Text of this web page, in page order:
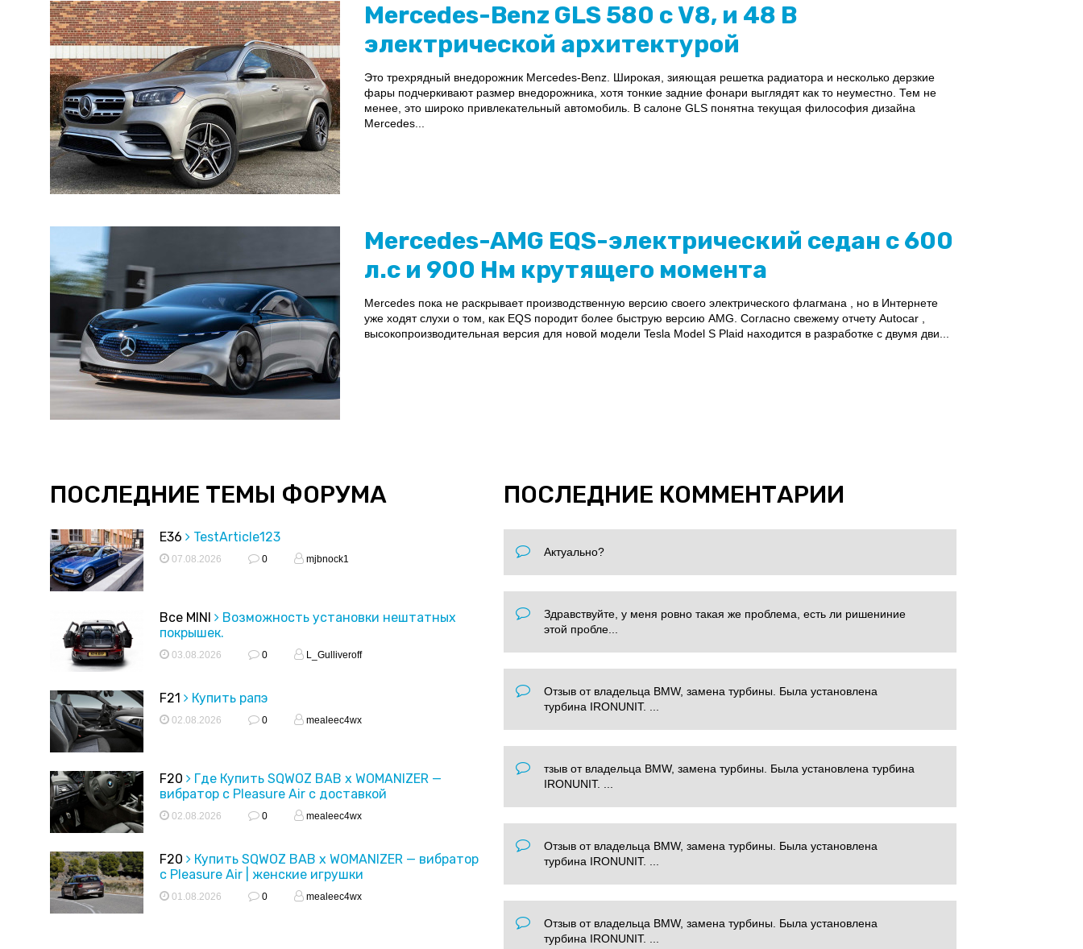
Mercedes-Benz GLS 580 с V8, и 48 В
электрической архитектурой
Это трехрядный внедорожник Mercedes-Benz. Широкая, зияющая решетка радиатора и несколько дерзкие
фары подчеркивают размер внедорожника, хотя тонкие задние фонари выглядят как то неуместно. Тем не
менее, это широко привлекательный автомобиль. В салоне GLS понятна текущая философия дизайна
Mercedes...
Mercedes-AMG EQS-электрический седан с 600
л.с и 900 Нм крутящего момента
Mercedes пока не раскрывает производственную версию своего электрического флагмана , но в Интернете
уже ходят слухи о том, как EQS породит более быструю версию AMG. Согласно свежему отчету Autocar ,
высокопроизводительная версия для новой модели Tesla Model S Plaid находится в разработке с двумя дви...
ПОСЛЕДНИЕ ТЕМЫ ФОРУМА
E36 TestArticle123
07.08.2026 0 mjbnock1
Все MINI
Возможность установки нештатных
покрышек.
03.08.2026 0 L_Gulliveroff
F21 Купить рапэ
02.08.2026 0 mealeec4wx
F20
Где Купить SQWOZ BAB x WOMANIZER —
вибратор с Pleasure Air с доставкой
02.08.2026 0 mealeec4wx
F20
Купить SQWOZ BAB x WOMANIZER — вибратор
с Pleasure Air | женские игрушки
01.08.2026 0 mealeec4wx
ПОСЛЕДНИЕ КОММЕНТАРИИ
Актуально?
Здравствуйте, у меня ровно такая же проблема, есть ли ришениние
этой пробле...
Отзыв от владельца BMW, замена турбины. Была установлена
турбина IRONUNIT. ...
тзыв от владельца BMW, замена турбины. Была установлена турбина
IRONUNIT. ...
Отзыв от владельца BMW, замена турбины. Была установлена
турбина IRONUNIT. ...
Отзыв от владельца BMW, замена турбины. Была установлена
турбина IRONUNIT. ...